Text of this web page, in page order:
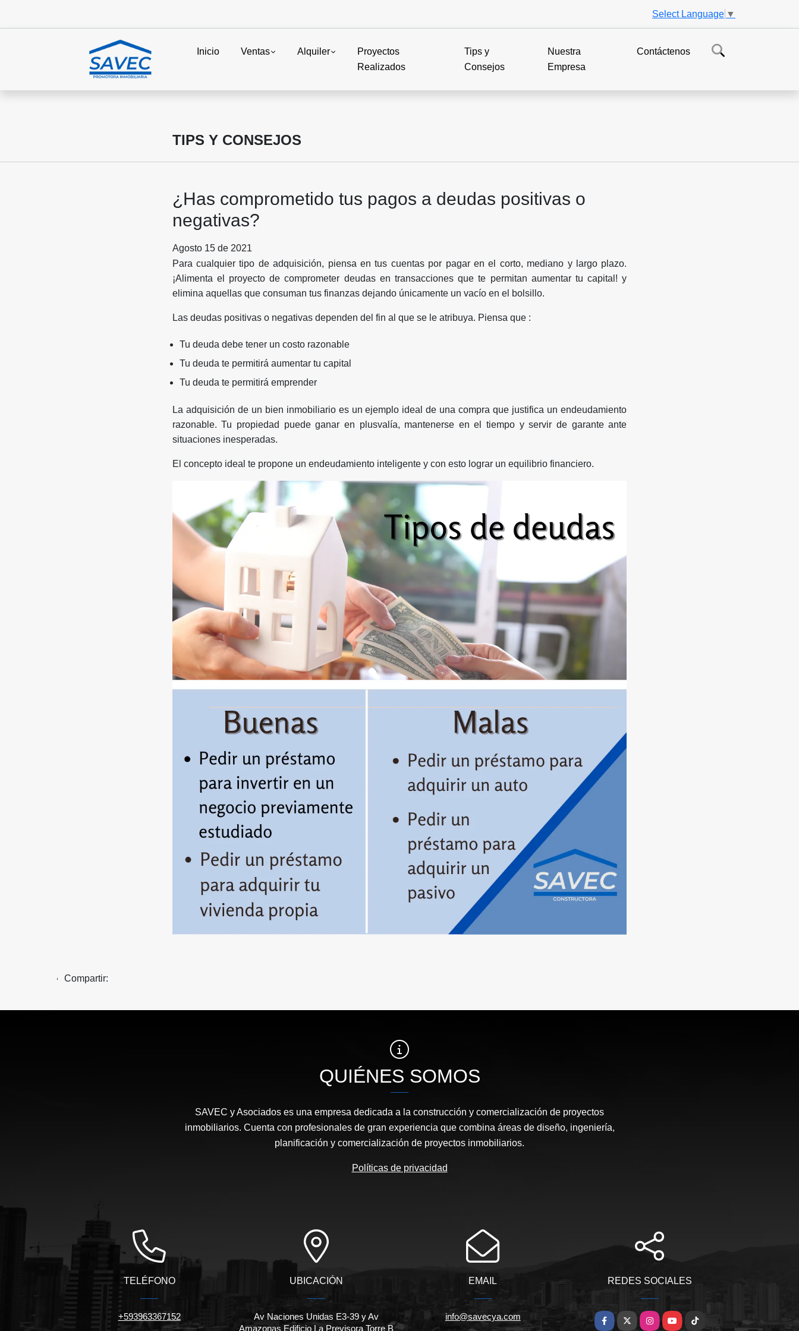
Select Language ▼
Inicio Ventas Alquiler
Proyectos
Realizados
Tips y
Consejos
Nuestra
Empresa
Contáctenos
TIPS Y CONSEJOS
¿Has comprometido tus pagos a deudas positivas o
negativas?
Agosto 15 de 2021
Para cualquier tipo de adquisición, piensa en tus cuentas por pagar en el corto, mediano y largo plazo.
¡Alimenta el proyecto de comprometer deudas en transacciones que te permitan aumentar tu capital! y
elimina aquellas que consuman tus finanzas dejando únicamente un vacío en el bolsillo.
Las deudas positivas o negativas dependen del fin al que se le atribuya. Piensa que :
Tu deuda debe tener un costo razonable
Tu deuda te permitirá aumentar tu capital
Tu deuda te permitirá emprender
La adquisición de un bien inmobiliario es un ejemplo ideal de una compra que justifica un endeudamiento
razonable. Tu propiedad puede ganar en plusvalía, mantenerse en el tiempo y servir de garante ante
situaciones inesperadas.
El concepto ideal te propone un endeudamiento inteligente y con esto lograr un equilibrio financiero.
Compartir:
QUIÉNES SOMOS
SAVEC y Asociados es una empresa dedicada a la construcción y comercialización de proyectos
inmobiliarios. Cuenta con profesionales de gran experiencia que combina áreas de diseño, ingeniería,
planificación y comercialización de proyectos inmobiliarios.
Políticas de privacidad
TELÉFONO
+593963367152
UBICACIÓN
Av Naciones Unidas E3-39 y Av
Amazonas Edificio La Previsora Torre B
EMAIL
info@savecya.com
REDES SOCIALES
Facebook
X InstagramYouTube
TikTok